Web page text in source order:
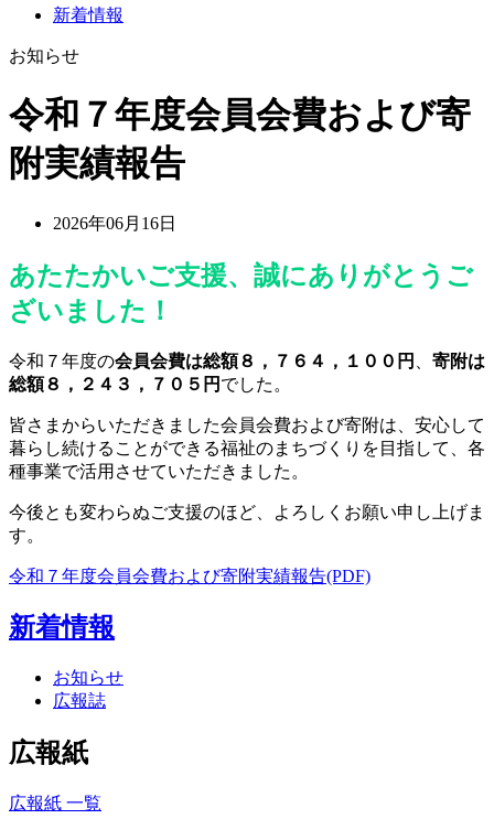
新着情報
お知らせ
令和７年度会員会費および寄
附実績報告
2026年06月16日
あたたかいご支援、誠にありがとうご
ざいました！
令和７年度の会員会費は総額８，７６４，１００円
寄附は
総額８，２４３，７０５円 でした。
皆さまからいただきました会員会費および寄附は、安心して
暮らし続けることができる福祉のまちづくりを目指して、各
種事業で活用させていただきました。
今後とも変わらぬご支援のほど、よろしくお願い申し上げま
す。
令和７年度会員会費および寄附実績報告(PDF)
新着情報
お知らせ
広報誌
広報紙
広報紙 一覧